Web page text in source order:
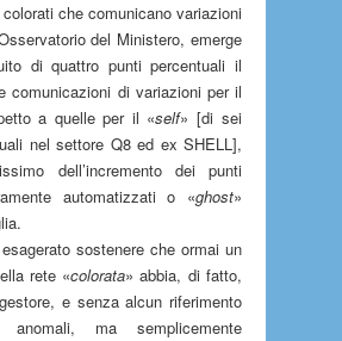
che comunicano variazioni
del Ministero, emerge
di quattro punti percentuali il
comunicazioni di variazioni per il
a quelle per il «self» [di sei
nel settore Q8 ed ex SHELL],
dell’incremento dei punti
automatizzati o «ghost»
sostenere che ormai un
rete «colorata» abbia, di fatto,
e senza alcun riferimento
ma semplicemente